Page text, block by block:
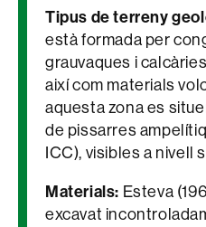
Tipus de terreny
està formada per
grauvaques i
així com materials
aquesta zona es
de pissarres
ICC), visibles a nivell
Materials: Esteva
excavat